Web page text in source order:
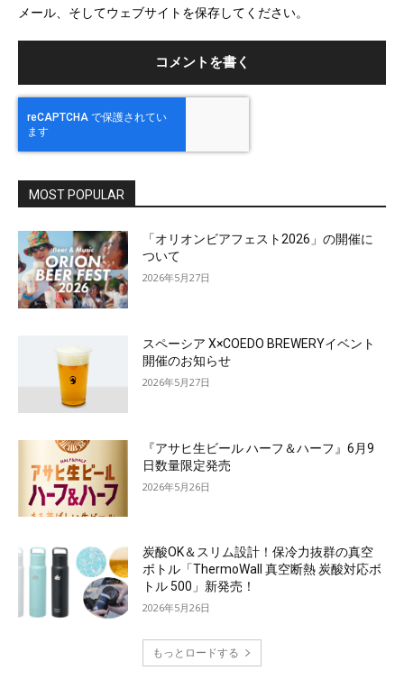
メール、そしてウェブサイトを保存してください。
MOST POPULAR
「オリオンビアフェスト2026」の開催に
ついて
2026年5月27日
スペーシア X×COEDO BREWERYイベント
開催のお知らせ
2026年5月27日
『アサヒ生ビール ハーフ＆ハーフ』6月9
日数量限定発売
2026年5月26日
炭酸OK＆スリム設計！保冷力抜群の真空
ボトル「ThermoWall 真空断熱 炭酸対応ボ
トル 500」新発売！
2026年5月26日
もっとロードする